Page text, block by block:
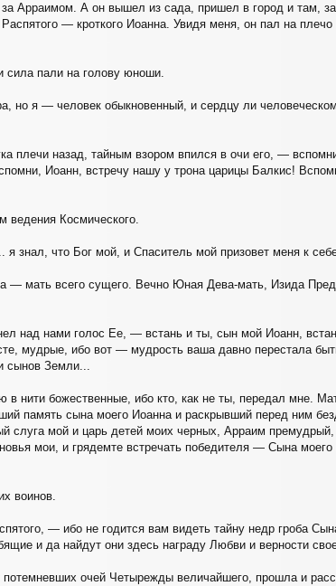
Арраимом. А он вышел из сада, пришел в город и там,
— кроткого Иоанна. Увидя меня, он пал на
пали на голову юноши.
я — человек обыкновенный, и сердцу ли
плечи назад, тайным взором впился в очи его, —
Иоанн, встречу нашу у трона царицы Балкис!
ведения Космического.
что Бог мой, и Спаситель мой призовет меня к
— мать всего сущего. Вечно Юная Дева-мать, Изида
над нами голос Ее, — встань и ты, сын мой Иоанн,
мудрые, ибо вот — мудрость ваша давно перестала
сынов Земли...
божественные, ибо кто, как не ты, передал мне.
память сына моего Иоанна и раскрывший перед ним
слуга мой и царь детей моих черных, Арраим
мои, и грядемте встречать победителя — Сына моего
воинов.
— ибо не годится вам видеть тайну недр гроба
и да найдут они здесь награду Любви и верности
очей Четырежды величайшего, прошла и